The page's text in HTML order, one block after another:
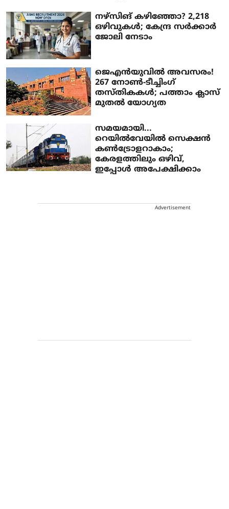
നഴ്സിങ് കഴിഞ്ഞോ? 2,218
ഒഴിവുകൾ; കേന്ദ്ര സർക്കാർ
ജോലി നേടാം
ജെഎൻയുവിൽ അവസരം!
267 നോൺ-ടീച്ചിംഗ്
തസ്തികകൾ; പത്താം ക്ലാസ്
മുതൽ യോഗ്യത
സമയമായി...
റെയിൽവേയിൽ സെക്ഷൻ
കൺട്രോളറാകാം;
കേരളത്തിലും ഒഴിവ്,
ഇപ്പോൾ അപേക്ഷിക്കാം
Advertisement